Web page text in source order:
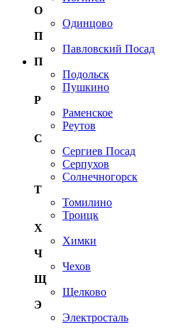
О
Одинцово
П
Павловский Посад
П
Подольск
Пушкино
Р
Раменское
Реутов
С
Сергиев Посад
Серпухов
Солнечногорск
Т
Томилино
Троицк
Х
Химки
Ч
Чехов
Щ
Щелково
Э
Электросталь